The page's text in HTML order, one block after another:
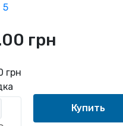
5
грн
грн